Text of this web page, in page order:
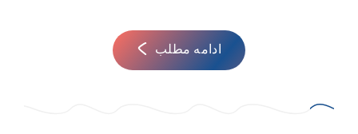
ادامه مطلب